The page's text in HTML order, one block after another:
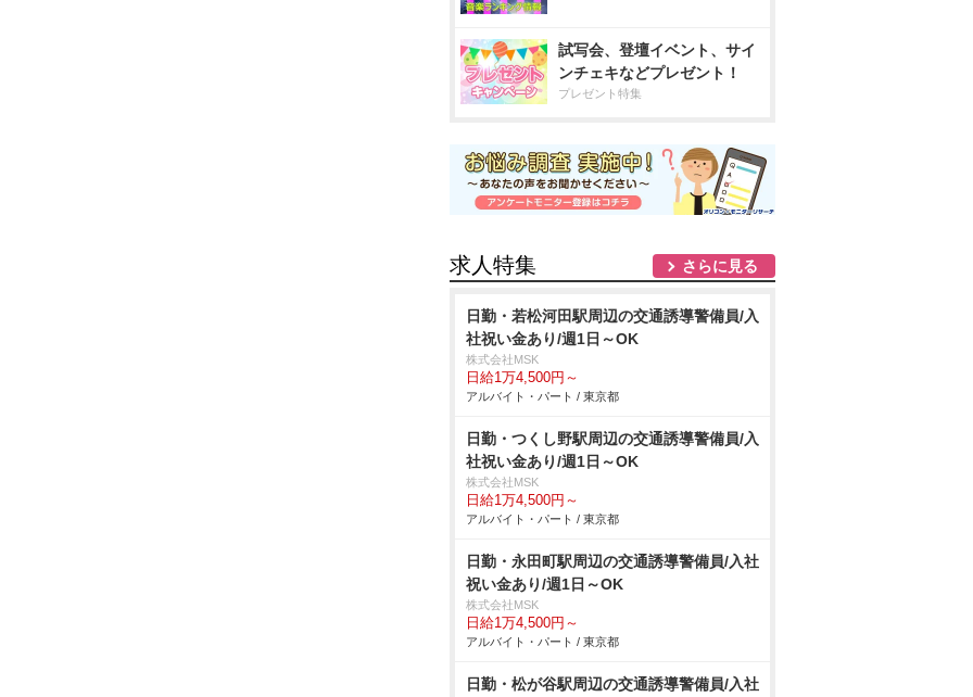
試写会、登壇イベント、サイ
ンチェキなどプレゼント！
プレゼント特集
求人特集 さらに見る
日勤・若松河田駅周辺の交通誘導警備員/入
社祝い金あり/週1日～OK
株式会社MSK
日給1万4,500円～
アルバイト・パート / 東京都
日勤・つくし野駅周辺の交通誘導警備員/入
社祝い金あり/週1日～OK
株式会社MSK
日給1万4,500円～
アルバイト・パート / 東京都
日勤・永田町駅周辺の交通誘導警備員/入社
祝い金あり/週1日～OK
株式会社MSK
日給1万4,500円～
アルバイト・パート / 東京都
日勤・松が谷駅周辺の交通誘導警備員/入社